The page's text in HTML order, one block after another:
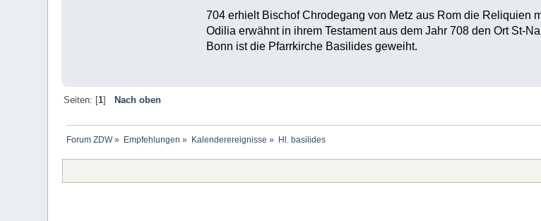
704 erhielt Bischof Chrodegang von Metz aus Rom die Reliquien
Odilia erwähnt in ihrem Testament aus dem Jahr 708 den Ort St-
Bonn ist die Pfarrkirche Basilides geweiht.
Seiten: [1]
Nach oben
Forum ZDW» Empfehlungen » Kalenderereignisse » Hl. basilides